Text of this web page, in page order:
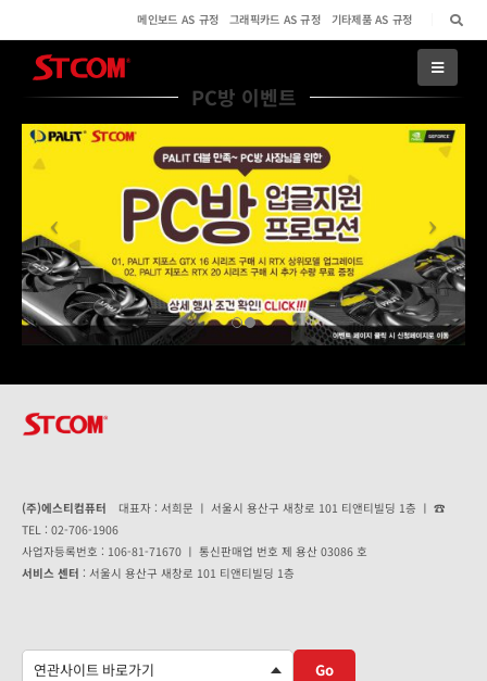
메인보드 AS 규정 그래픽카드 AS 규정 기타제품 AS 규정
PC방 이벤트
(주)에스티컴퓨터 대표자 : 서희문 ㅣ 서울시 용산구 새창로 101 티앤티빌딩 1층 ㅣ ☎
TEL : 02-706-1906
사업자등록번호 : 106-81-71670 ㅣ 통신판매업 번호 제 용산 03086 호
서비스 센터 : 서울시 용산구 새창로 101 티앤티빌딩 1층
Go